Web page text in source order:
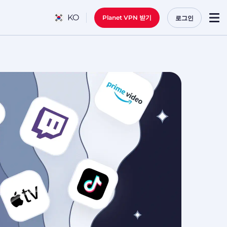
KO Planet VPN 받기 로그인